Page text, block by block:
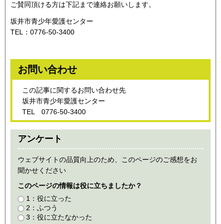
ご賛同頂ける方は下記まで連絡お願いします。
坂井市青少年愛護センター
TEL：0776-50-3400
お問い合わせ
この記事に関するお問い合わせ先
坂井市青少年愛護センター
TEL 0776-50-3400
アンケート
ウェブサイトの品質向上のため、このページのご感想をお
聞かせください
このページの情報は役に立ちましたか？
1：役に立った
2：ふつう
3：役に立たなかった